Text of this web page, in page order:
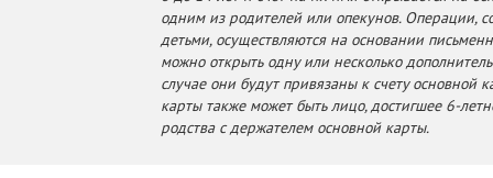
одним из родителей или опекунов. Операции,
детьми, осуществляются на основании
можно открыть одну или несколько
случае они будут привязаны к счету основной
карты также может быть лицо, достигшее 6-
родства с держателем основной карты.